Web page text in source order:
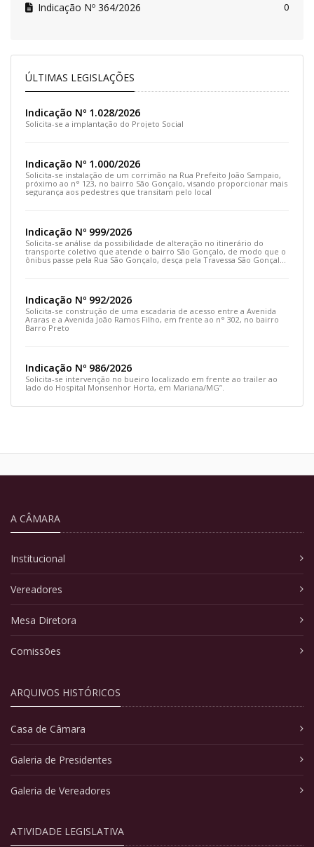
Indicação Nº 364/2026 0
ÚLTIMAS LEGISLAÇÕES
Indicação Nº 1.028/2026
Solicita-se a implantação do Projeto Social
Indicação Nº 1.000/2026
Solicita-se instalação de um corrimão na Rua Prefeito João Sampaio,
próximo ao n° 123, no bairro São Gonçalo, visando proporcionar mais
segurança aos pedestres que transitam pelo local
Indicação Nº 999/2026
Solicita-se análise da possibilidade de alteração no itinerário do
transporte coletivo que atende o bairro São Gonçalo, de modo que o
ônibus passe pela Rua São Gonçalo, desça pela Travessa São Gonçalo
Indicação Nº 992/2026
Solicita-se construção de uma escadaria de acesso entre a Avenida
Araras e a Avenida João Ramos Filho, em frente ao n° 302, no bairro
Barro Preto
Indicação Nº 986/2026
Solicita-se intervenção no bueiro localizado em frente ao trailer ao
lado do Hospital Monsenhor Horta, em Mariana/MG”.
A CÂMARA
Institucional
Vereadores
Mesa Diretora
Comissões
ARQUIVOS HISTÓRICOS
Casa de Câmara
Galeria de Presidentes
Galeria de Vereadores
ATIVIDADE LEGISLATIVA